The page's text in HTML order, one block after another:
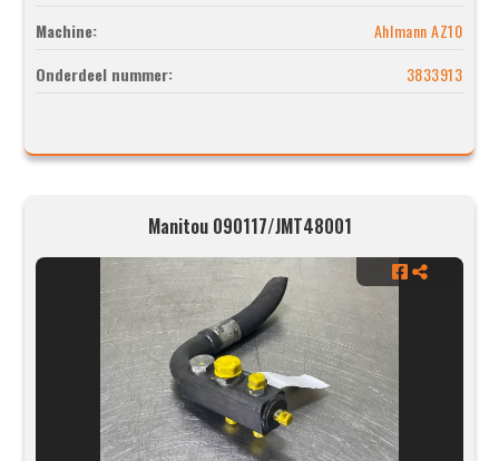
Machine:
Ahlmann AZ10
Onderdeel nummer:
3833913
Manitou 090117/JMT48001